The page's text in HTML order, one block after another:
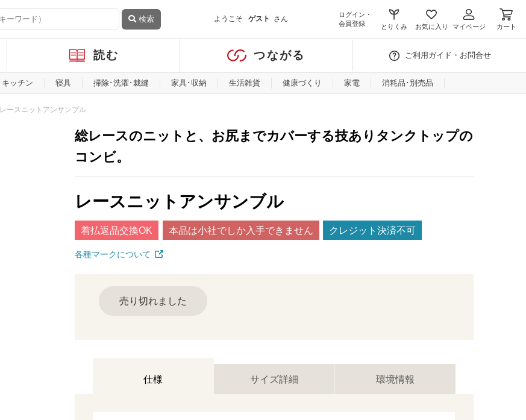
検索 ようこそ ゲスト さん
ログイン・
会員登録
とりくみ お気に入り マイページ カート
読む つながる ご利用ガイド・お問合せ
キッチン 寝具 掃除･洗濯･裁縫 家具･収納 生活雑貨 健康づくり 家電 消耗品･別売品
レースニットアンサンブル
総レースのニットと、お尻までカバーする技ありタンクトップの
コンビ。
レースニットアンサンブル
着払返品交換OK 本品は小社でしか入手できません クレジット決済不可
各種マークについて
売り切れました
仕様 サイズ詳細 環境情報